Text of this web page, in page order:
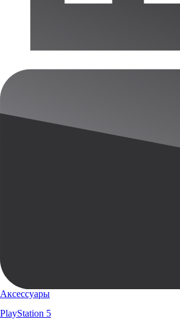
Аксессуары
PlayStation 5